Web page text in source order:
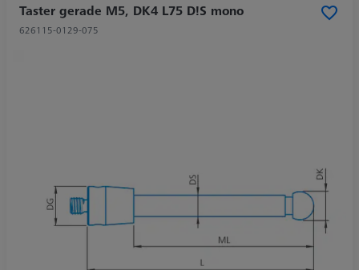
Taster gerade M5, DK4 L75 D!S mono
626115-0129-075